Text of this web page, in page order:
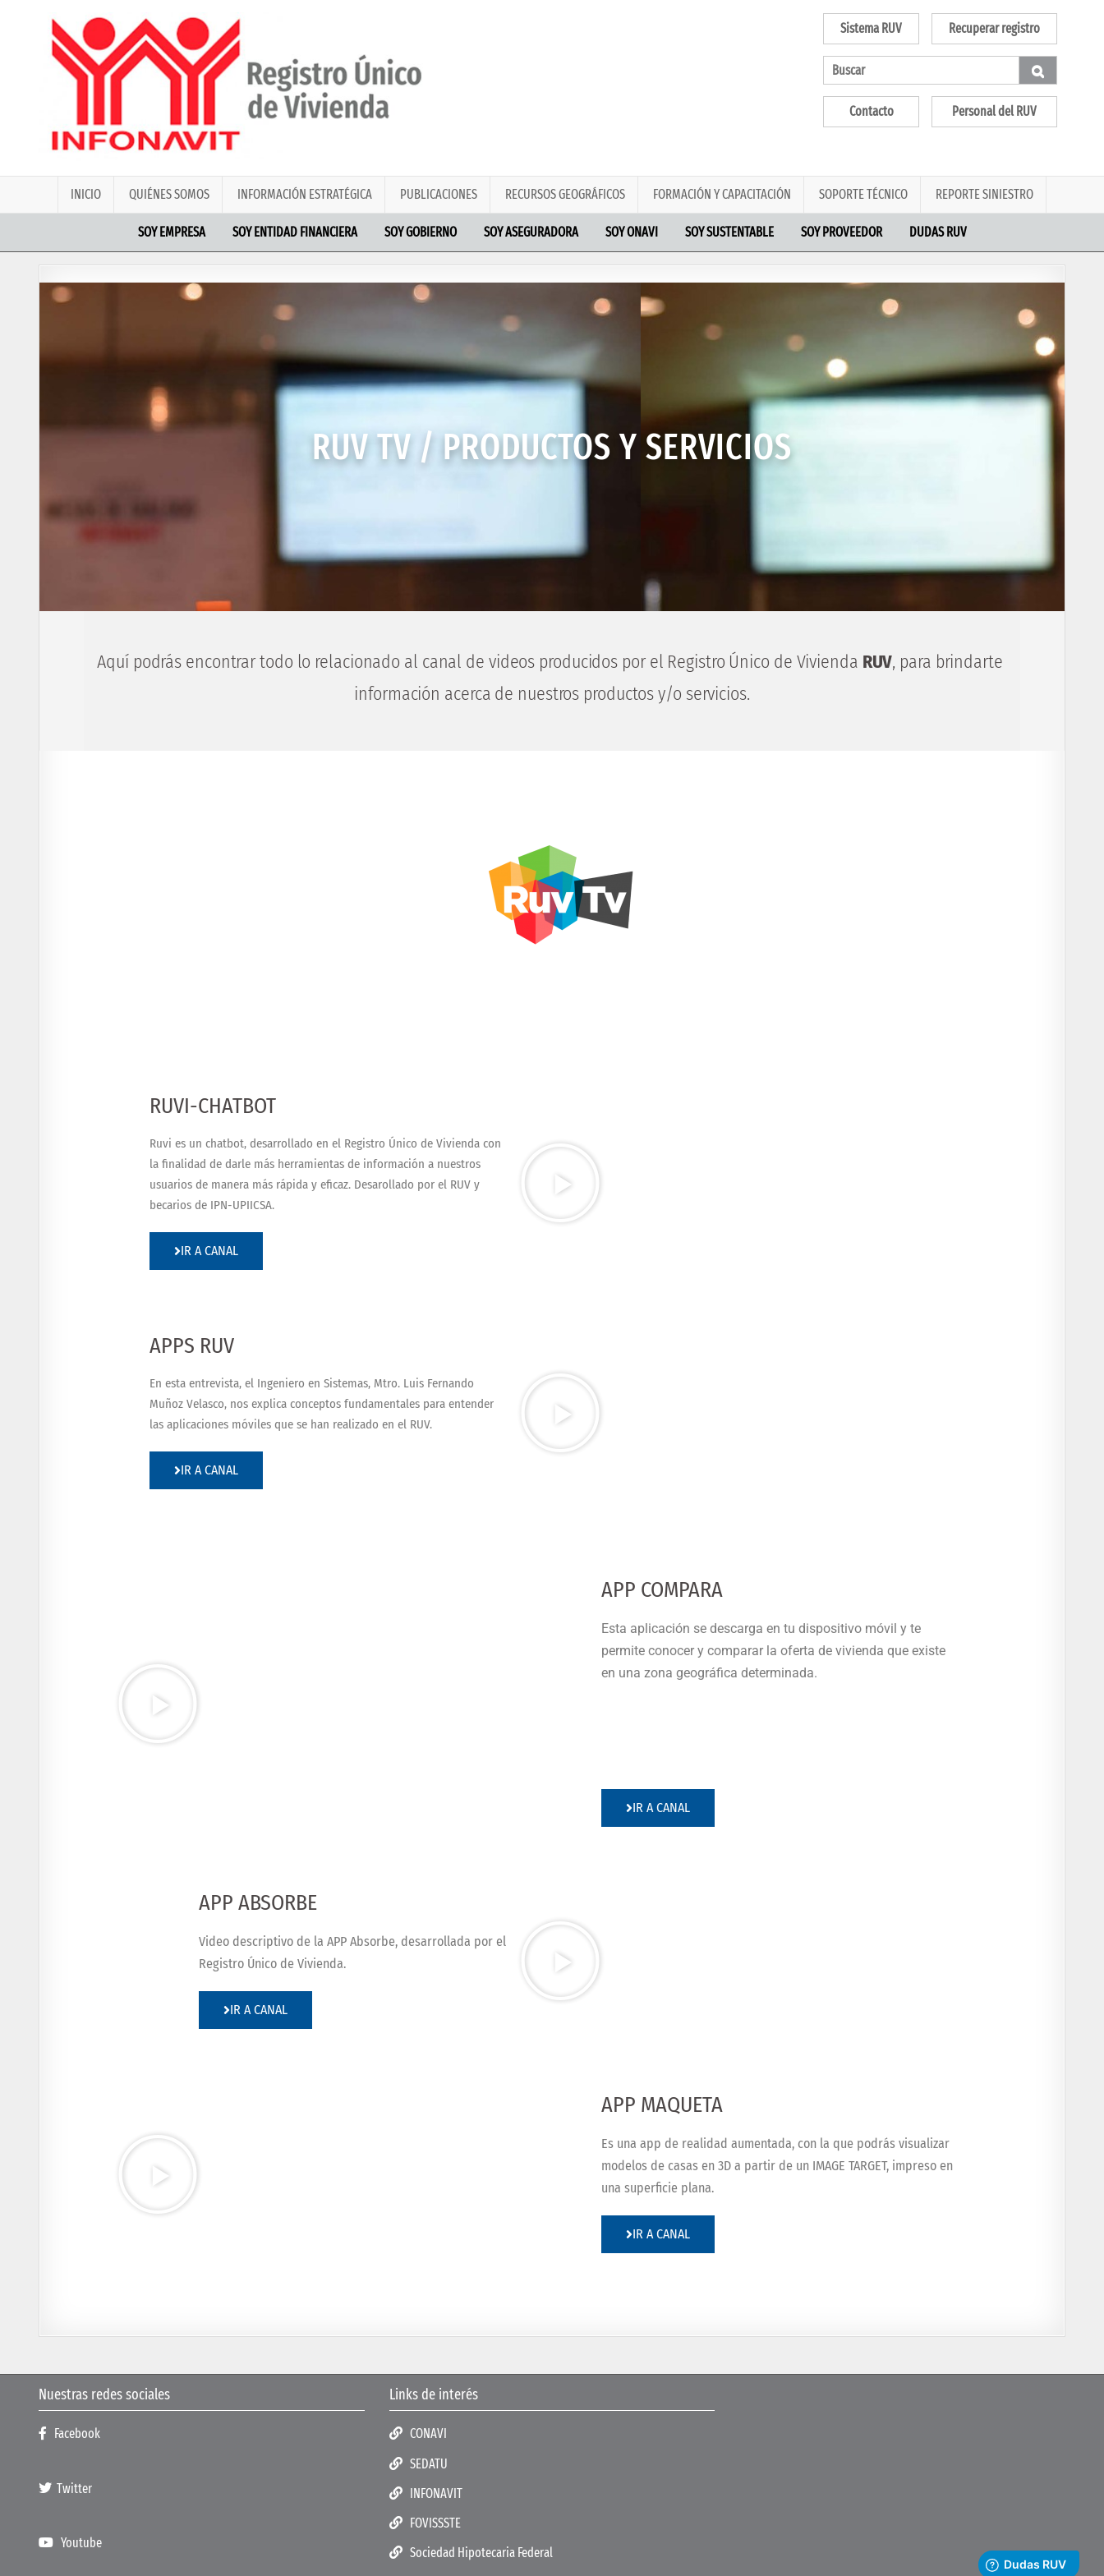
Sistema RUV Recuperar registro
Contacto Personal del RUV
INICIO QUIÉNES SOMOS INFORMACIÓN ESTRATÉGICA PUBLICACIONES RECURSOS GEOGRÁFICOS FORMACIÓN Y CAPACITACIÓN SOPORTE TÉCNICO REPORTE SINIESTRO
SOY EMPRESA SOY ENTIDAD FINANCIERA SOY GOBIERNO SOY ASEGURADORA SOY ONAVI SOY SUSTENTABLE SOY PROVEEDOR DUDAS RUV
RUV TV / PRODUCTOS Y SERVICIOS
Aquí podrás encontrar todo lo relacionado al canal de videos producidos por el Registro Único de Vivienda RUV, para brindarte
información acerca de nuestros productos y/o servicios.
RUVI-CHATBOT
Ruvi es un chatbot, desarrollado en el Registro Único de Vivienda con
la finalidad de darle más herramientas de información a nuestros
usuarios de manera más rápida y eficaz. Desarollado por el RUV y
becarios de IPN-UPIICSA.
IR A CANAL
APPS RUV
En esta entrevista, el Ingeniero en Sistemas, Mtro. Luis Fernando
Muñoz Velasco, nos explica conceptos fundamentales para entender
las aplicaciones móviles que se han realizado en el RUV.
IR A CANAL
APP COMPARA
Esta aplicación se descarga en tu dispositivo móvil y te
permite conocer y comparar la oferta de vivienda que existe
en una zona geográfica determinada.
IR A CANAL
APP ABSORBE
Video descriptivo de la APP Absorbe, desarrollada por el
Registro Único de Vivienda.
IR A CANAL
APP MAQUETA
Es una app de realidad aumentada, con la que podrás visualizar
modelos de casas en 3D a partir de un IMAGE TARGET, impreso en
una superficie plana.
IR A CANAL
Nuestras redes sociales
Facebook
Twitter
Youtube
Links de interés
CONAVI
SEDATU
INFONAVIT
FOVISSSTE
Sociedad Hipotecaria Federal